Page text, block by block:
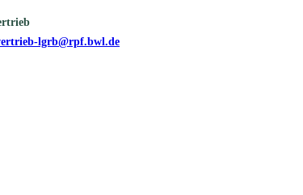
lgrb@rpf.bwl.de